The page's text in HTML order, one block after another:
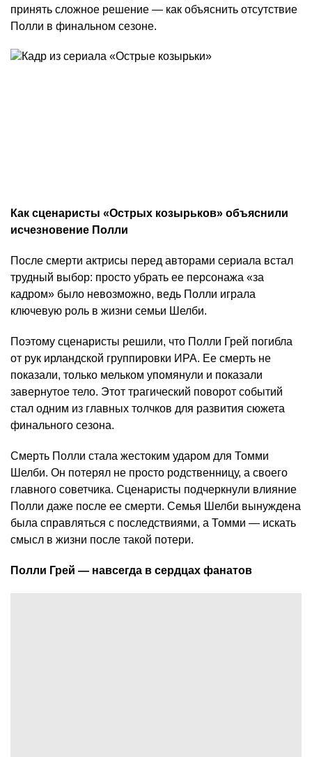
принять сложное решение — как объяснить отсутствие
Полли в финальном сезоне.
Как сценаристы «Острых козырьков» объяснили
исчезновение Полли
После смерти актрисы перед авторами сериала встал
трудный выбор: просто убрать ее персонажа «за
кадром» было невозможно, ведь Полли играла
ключевую роль в жизни семьи Шелби.
Поэтому сценаристы решили, что Полли Грей погибла
от рук ирландской группировки ИРА. Ее смерть не
показали, только мельком упомянули и показали
завернутое тело. Этот трагический поворот событий
стал одним из главных толчков для развития сюжета
финального сезона.
Смерть Полли стала жестоким ударом для Томми
Шелби. Он потерял не просто родственницу, а своего
главного советчика. Сценаристы подчеркнули влияние
Полли даже после ее смерти. Семья Шелби вынуждена
была справляться с последствиями, а Томми — искать
смысл в жизни после такой потери.
Полли Грей — навсегда в сердцах фанатов